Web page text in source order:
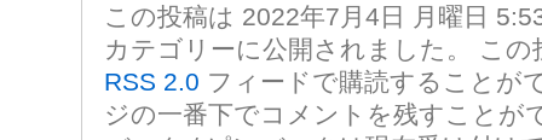
この投稿は 2022年7月4日 月曜日
カテゴリーに公開されました。 こ
RSS 2.0 フィードで購読することが
ジの一番下でコメントを残すことが